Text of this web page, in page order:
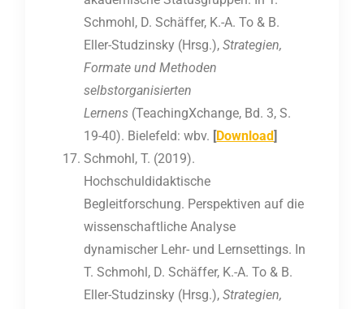
Schmohl, D. Schäffer, K.-A. To & B.
Eller-Studzinsky (Hrsg.),Strategien,
Formate und Methoden
selbstorganisierten
Lernens (TeachingXchange, Bd. 3, S.
19-40). Bielefeld: wbv. [Download]
Schmohl, T. (2019).
Hochschuldidaktische
Begleitforschung. Perspektiven auf die
wissenschaftliche Analyse
dynamischer Lehr- und Lernsettings. In
T. Schmohl, D. Schäffer, K.-A. To & B.
Eller-Studzinsky (Hrsg.),Strategien,